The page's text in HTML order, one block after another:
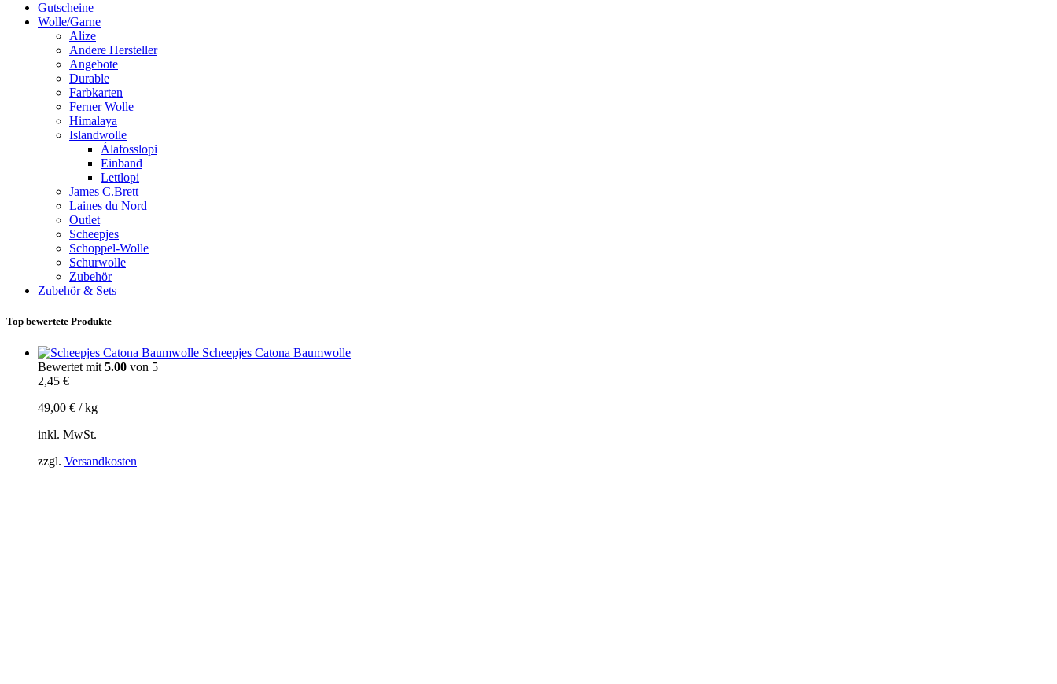
Gutscheine
Wolle/Garne
Alize
Andere Hersteller
Angebote
Durable
Farbkarten
Ferner Wolle
Himalaya
Islandwolle
Álafosslopi
Einband
Lettlopi
James C.Brett
Laines du Nord
Outlet
Scheepjes
Schoppel-Wolle
Schurwolle
Zubehör
Zubehör & Sets
Top bewertete Produkte
Scheepjes Catona Baumwolle
Bewertet mit 5.00 von 5
2,45 €
49,00 € /kg
inkl. MwSt.
zzgl. Versandkosten